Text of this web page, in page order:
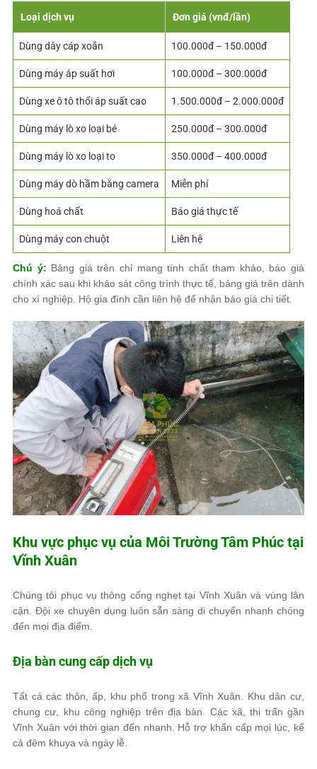
Loại dịch vụ Đơn giá (vnđ/lần)
Dùng dây cáp xoắn 100.000đ – 150.000đ
Dùng máy áp suất hơi 100.000đ – 300.000đ
Dùng xe ô tô thổi áp suất cao 1.500.000đ – 2.000.000đ
Dùng máy lò xo loại bé 250.000đ – 300.000đ
Dùng máy lò xo loại to 350.000đ – 400.000đ
Dùng máy dò hầm bằng camera Miễn phí
Dùng hoá chất Báo giá thực tế
Dùng máy con chuột Liên hệ
Chú ý: Bảng giá trên chỉ mang tính chất tham khảo, báo giá
chính xác sau khi khảo sát công trình thực tế, bảng giá trên dành
cho xí nghiệp. Hộ gia đình cần liên hệ để nhận báo giá chi tiết.
Khu vực phục vụ của Môi Trường Tâm Phúc tại
Vĩnh Xuân
Chúng tôi phục vụ thông cống nghẹt tại Vĩnh Xuân và vùng lân
cận. Đội xe chuyên dụng luôn sẵn sàng di chuyển nhanh chóng
đến mọi địa điểm.
Địa bàn cung cấp dịch vụ
Tất cả các thôn, ấp, khu phố trong xã Vĩnh Xuân. Khu dân cư,
chung cư, khu công nghiệp trên địa bàn. Các xã, thị trấn gần
Vĩnh Xuân với thời gian đến nhanh. Hỗ trợ khẩn cấp mọi lúc, kể
cả đêm khuya và ngày lễ.